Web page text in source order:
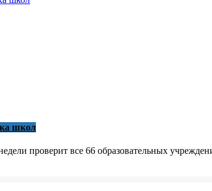
школ
проверит все 66 образовательных